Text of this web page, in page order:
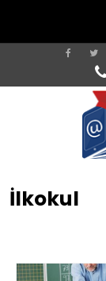
İlkokul